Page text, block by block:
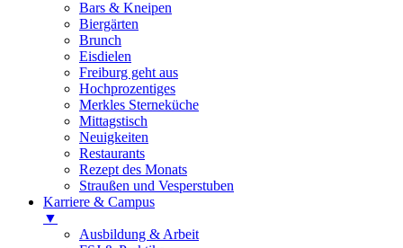
Bars & Kneipen
Biergärten
Brunch
Eisdielen
Freiburg geht aus
Hochprozentiges
Merkles Sterneküche
Mittagstisch
Neuigkeiten
Restaurants
Rezept des Monats
Straußen und Vesperstuben
Karriere & Campus
▼
Ausbildung & Arbeit